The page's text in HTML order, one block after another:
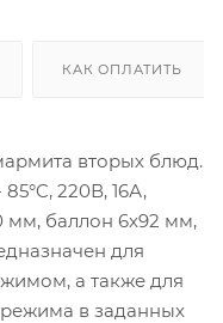
КАК ОПЛАТИТЬ
вторых блюд.
220В, 16А,
мм, баллон 6x92 мм,
для
а также для
в заданных